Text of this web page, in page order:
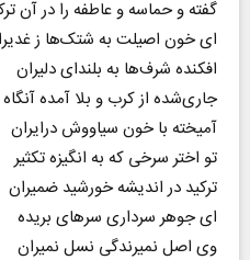
گفته و حماسه و عاطفه را در آن
ای خون اصیلت به شتک‌ها ز
افکنده شرف‌ها به بلندای دلیران
جاری‌شده از کرب و بلا آمده آنگاه
آمیخته با خون سیاووش درایران
تو اختر سرخی که به انگیزه تکثیر
ترکید در اندیشه خورشید ضمیران
ای جوهر سرداری سرهای بریده
وی اصل نمیرندگی نسل نمیران